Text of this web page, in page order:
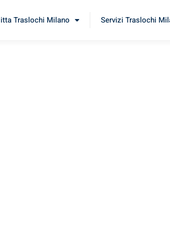
Traslochi Milano Servizi Traslochi